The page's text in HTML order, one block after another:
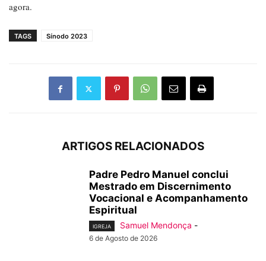
agora.
TAGS Sínodo 2023
ARTIGOS RELACIONADOS
Padre Pedro Manuel conclui
Mestrado em Discernimento
Vocacional e Acompanhamento
Espiritual
IGREJA Samuel Mendonça -
6 de Agosto de 2026